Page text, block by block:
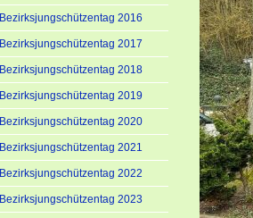
Bezirksjungschützentag 2016
Bezirksjungschützentag 2017
Bezirksjungschützentag 2018
Bezirksjungschützentag 2019
Bezirksjungschützentag 2020
Bezirksjungschützentag 2021
Bezirksjungschützentag 2022
Bezirksjungschützentag 2023